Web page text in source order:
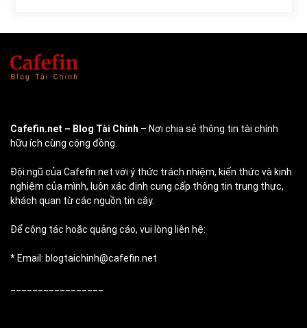
Cafefin.net – Blog Tài Chính – Nơi chia sẻ thông tin tài chính
hữu ích cùng cộng đồng.
Đội ngũ của Cafefin.net với ý thức trách nhiệm, kiến thức và kinh
nghiệm của mình, luôn xác định cung cấp thông tin trung thực,
khách quan từ các nguồn tin cậy.
Để cộng tác hoặc quảng cáo, vui lòng liên hệ:
* Email: blogtaichinh@cafefin.net